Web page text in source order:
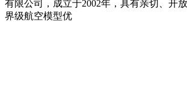
有限公司，成立于2002年，具有亲切、开
界级航空模型优